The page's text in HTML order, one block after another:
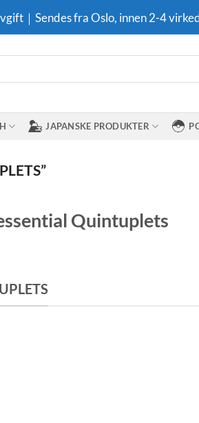
｜Sendes fra Oslo, innen 2-4
JAPANSKE PRODUKTER
Quintuplets